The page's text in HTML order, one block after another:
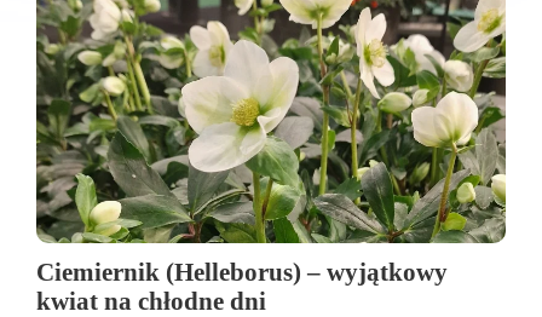
Ciemiernik (Helleborus) – wyjątkowy
kwiat na chłodne dni